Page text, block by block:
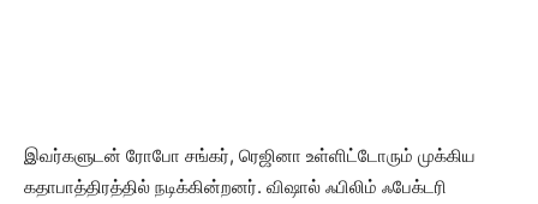
இவர்களுடன் ரோபோ சங்கர், ரெஜினா உள்ளிட்டோரும் முக்கிய
கதாபாத்திரத்தில் நடிக்கின்றனர். விஷால் ஃபிலிம் ஃபேக்டரி